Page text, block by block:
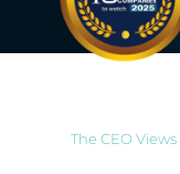
The CEO Views